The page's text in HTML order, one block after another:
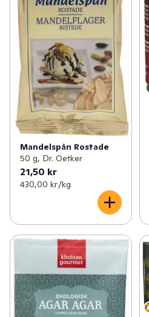
Mandelspån Rostade
50 g, Dr. Oetker
21,50 kr
430,00 kr /kg